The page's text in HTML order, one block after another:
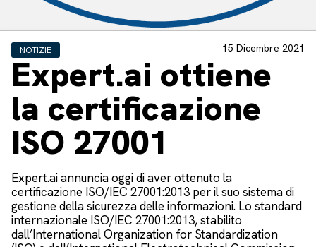
NOTIZIE 15 Dicembre 2021
Expert.ai ottiene
la certificazione
ISO 27001
Expert.ai annuncia oggi di aver ottenuto la
certificazione ISO/IEC 27001:2013 per il suo sistema di
gestione della sicurezza delle informazioni. Lo standard
internazionale ISO/IEC 27001:2013, stabilito
dall’International Organization for Standardization